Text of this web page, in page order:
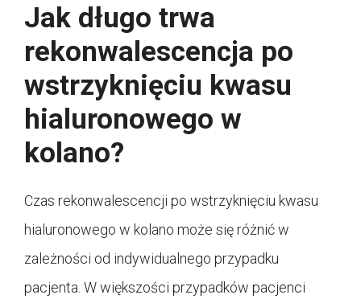
Jak długo trwa
rekonwalescencja po
wstrzyknięciu kwasu
hialuronowego w
kolano?
Czas rekonwalescencji po wstrzyknięciu kwasu
hialuronowego w kolano może się różnić w
zależności od indywidualnego przypadku
pacjenta. W większości przypadków pacjenci